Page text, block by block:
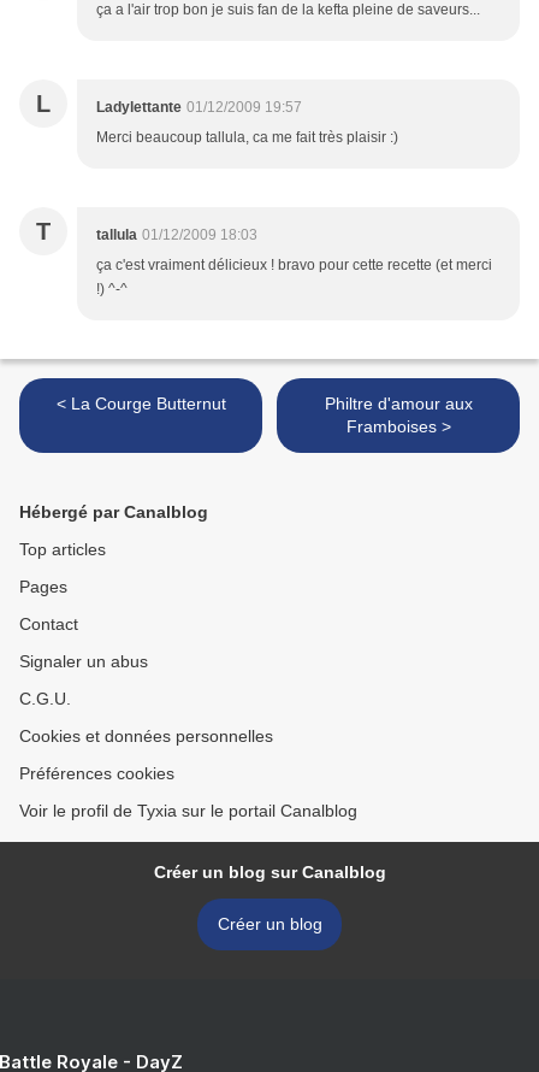
ça a l'air trop bon je suis fan de la kefta pleine de saveurs...
L Ladylettante 01/12/2009 19:57
Merci beaucoup tallula, ca me fait très plaisir :)
T tallula 01/12/2009 18:03
ça c'est vraiment délicieux ! bravo pour cette recette (et merci
!) ^-^
< La Courge Butternut
Philtre d'amour aux
Framboises >
Hébergé par Canalblog
Top articles
Pages
Contact
Signaler un abus
C.G.U.
Cookies et données personnelles
Préférences cookies
Voir le profil de Tyxia sur le portail Canalblog
Créer un blog sur Canalblog
Créer un blog
Royale - DayZ